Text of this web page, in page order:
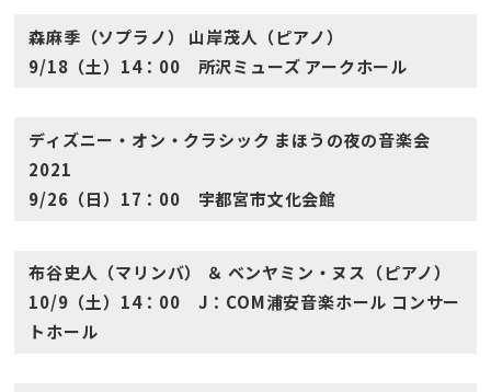
森麻季（ソプラノ） 山岸茂人（ピアノ）
9/18（土）14：00 所沢ミューズ アークホール
ディズニー・オン・クラシック まほうの夜の音楽会
2021
9/26（日）17：00 宇都宮市文化会館
布谷史人（マリンバ） ＆ ベンヤミン・ヌス（ピアノ）
10/9（土）14：00 J：COM浦安音楽ホール コンサー
トホール